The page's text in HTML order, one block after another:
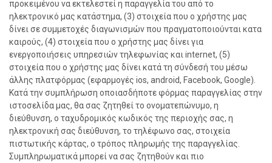
προκειμένου να εκτελεστεί η παραγγελία του από το
ηλεκτρονικό μας κατάστημα, (3) στοιχεία που ο χρήστης μας
δίνει σε συμμετοχές διαγωνισμών που πραγματοποιούνται κατα
καιρούς, (4) στοιχεία που ο χρήστης μας δίνει για
ενεργοποιήσεις υπηρεσιών τηλεφωνίας και internet, (5)
στοιχεία που ο χρήστης μας δίνει κατά τη σύνδεσή του μέσω
άλλης πλατφόρμας (εφαρμογές ios, android, Facebook, Google).
Κατά την συμπλήρωση οποιασδήποτε φόρμας παραγγελίας στην
ιστοσελίδα μας, θα σας ζητηθεί το ονοματεπώνυμο, η
διεύθυνση, ο ταχυδρομικός κωδικός της περιοχής σας, η
ηλεκτρονική σας διεύθυνση, το τηλέφωνο σας, στοιχεία
πιστωτικής κάρτας, ο τρόπος πληρωμής της παραγγελίας.
Συμπληρωματικά μπορεί να σας ζητηθούν και πιο